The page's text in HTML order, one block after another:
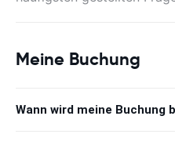
Meine Buchung
Wann wird meine Buchung